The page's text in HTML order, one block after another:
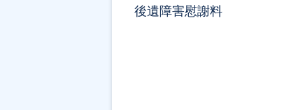
後遺障害慰謝料